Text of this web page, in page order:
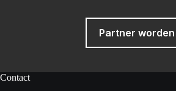
Partner worden
Contact